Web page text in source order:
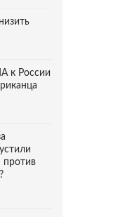
к России
против